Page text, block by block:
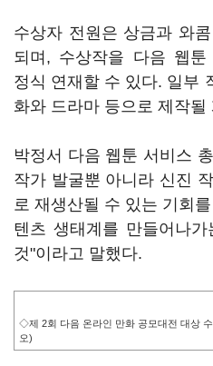
수상자 전원은 상금과 와
되며, 수상작을 다음 웹툰
정식 연재할 수 있다. 일부
화와 드라마 등으로 제작될
박정서 다음 웹툰 서비스
작가 발굴뿐 아니라 신진
로 재생산될 수 있는 기회
텐츠 생태계를 만들어나
것"이라고 말했다.
◇제 2회 다음 온라인 만화 공모대전 대상
오)